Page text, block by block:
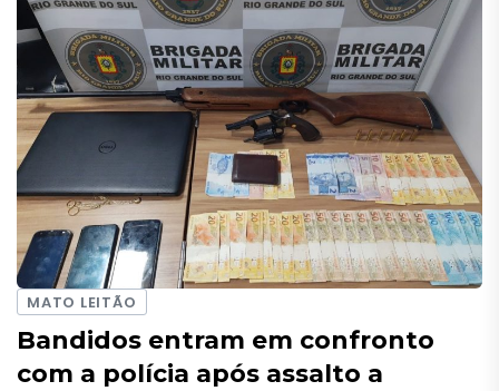
MATO LEITÃO
Bandidos entram em confronto
com a polícia após assalto a